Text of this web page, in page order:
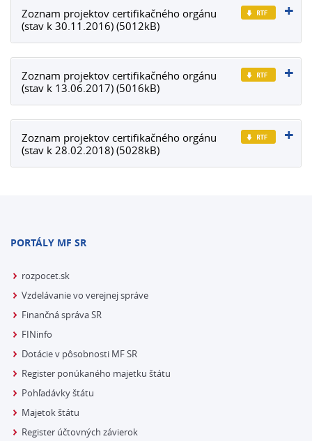
Zoznam projektov certifikačného orgánu
(stav k 30.11.2016) (5012kB)
Zoznam projektov certifikačného orgánu
(stav k 13.06.2017) (5016kB)
Zoznam projektov certifikačného orgánu
(stav k 28.02.2018) (5028kB)
PORTÁLY MF SR
rozpocet.sk
Vzdelávanie vo verejnej správe
Finančná správa SR
FINinfo
Dotácie v pôsobnosti MF SR
Register ponúkaného majetku štátu
Pohľadávky štátu
Majetok štátu
Register účtovných závierok